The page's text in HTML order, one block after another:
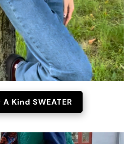
Kind SWEATER